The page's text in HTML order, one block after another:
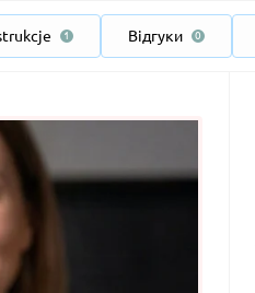
1 Відгуки 0